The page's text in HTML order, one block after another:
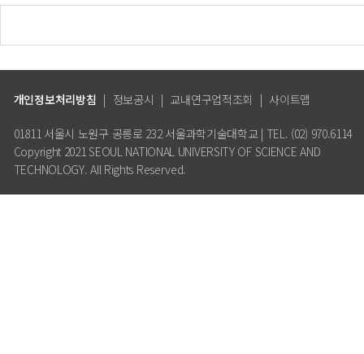
개인정보처리방침 | 정보공시 | 교내연구업적조회 | 사이트맵
01811 서울시 노원구 공릉로 232 서울과학기술대학교 | TEL. (02) 970.6114
Copyright 2021 SEOUL NATIONAL UNIVERSITY OF SCIENCE AND
TECHNOLOGY. All Rights Reserved.